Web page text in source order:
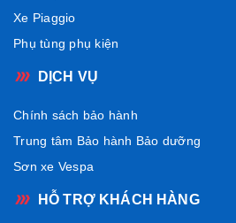
Xe Piaggio
Phụ tùng phụ kiện
DỊCH VỤ
Chính sách bảo hành
Trung tâm Bảo hành Bảo dưỡng
Sơn xe Vespa
HỖ TRỢ KHÁCH HÀNG